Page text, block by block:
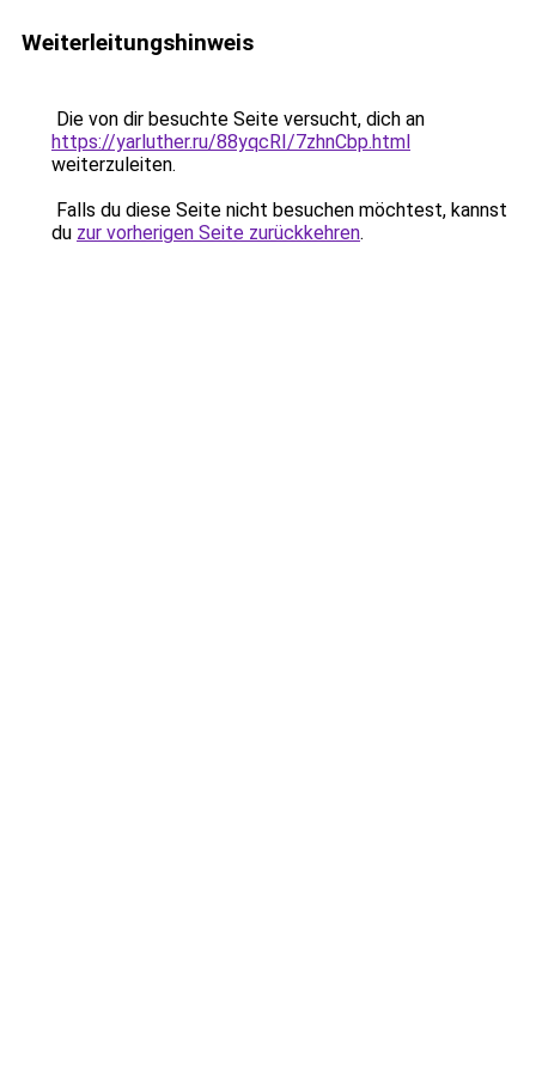
Weiterleitungshinweis
Die von dir besuchte Seite versucht, dich an
https://yarluther.ru/88yqcRI/7zhnCbp.html
weiterzuleiten.
Falls du diese Seite nicht besuchen möchtest, kannst
du zur vorherigen Seite zurückkehren.